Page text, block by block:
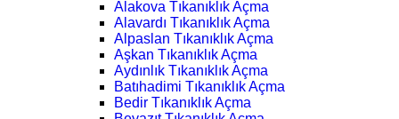
Alakova Tıkanıklık Açma
Alavardı Tıkanıklık Açma
Alpaslan Tıkanıklık Açma
Aşkan Tıkanıklık Açma
Aydınlık Tıkanıklık Açma
Batıhadimi Tıkanıklık Açma
Bedir Tıkanıklık Açma